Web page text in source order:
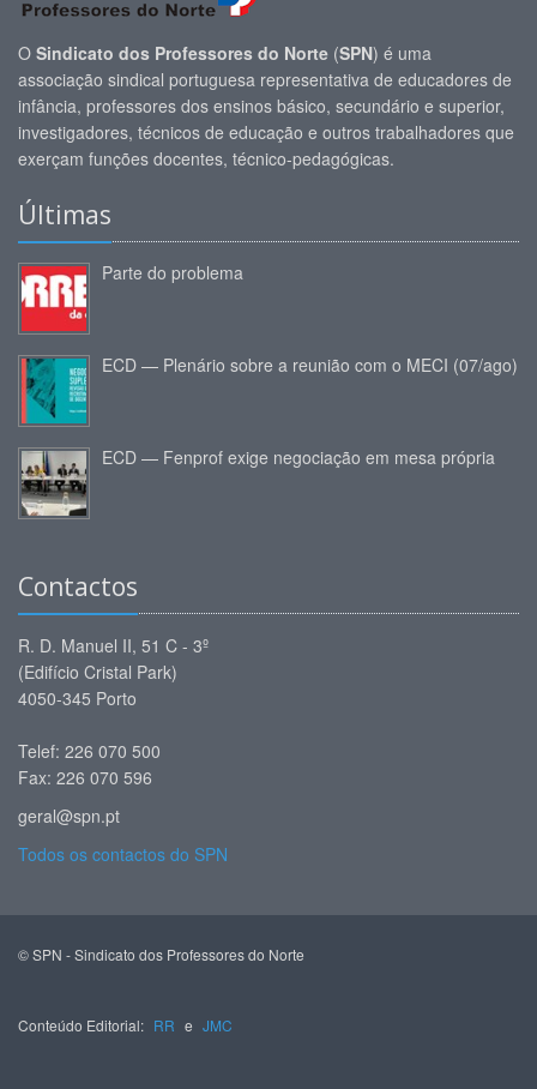
O Sindicato dos Professores do Norte (SPN) é uma
associação sindical portuguesa representativa de educadores de
infância, professores dos ensinos básico, secundário e superior,
investigadores, técnicos de educação e outros trabalhadores que
exerçam funções docentes, técnico-pedagógicas.
Últimas
Parte do problema
ECD — Plenário sobre a reunião com o MECI (07/ago)
ECD — Fenprof exige negociação em mesa própria
Contactos
R. D. Manuel II, 51 C - 3º
(Edifício Cristal Park)
4050-345 Porto
Telef: 226 070 500
Fax: 226 070 596
geral@spn.pt
Todos os contactos do SPN
© SPN - Sindicato dos Professores do Norte
Conteúdo Editorial: RR e JMC